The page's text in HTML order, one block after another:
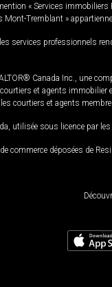
« Services immobiliers
Mont-Tremblant »
professionnels
Canada Inc., une
et agents
courtiers et agents
utilisée sous licence par
commerce déposées de